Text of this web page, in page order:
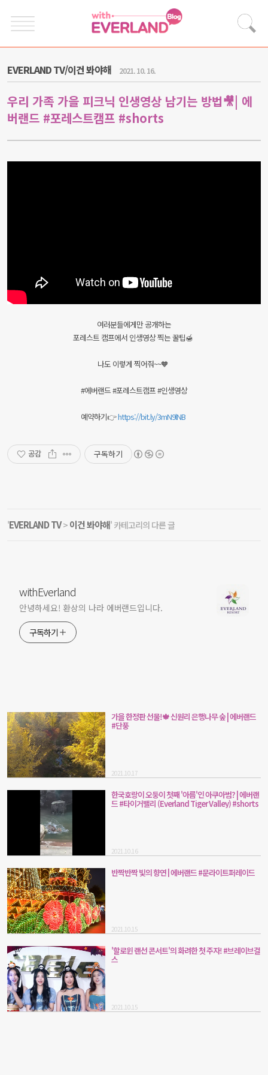
EVERLAND TV/이건 봐야해 2021. 10. 16.
우리 가족 가을 피크닉 인생영상 남기는 방법🎥| 에
버랜드 #포레스트캠프 #shorts
여러분들에게만 공개하는
포레스트 캠프에서 인생영상 찍는 꿀팁🍯
나도 이렇게 찍어줘~~🧡
#에버랜드 #포레스트캠프 #인생영상
예약하기👉https://bit.ly/3mN9lNB
공감 구독하기
'EVERLAND TV> 이건 봐야해' 카테고리의 다른 글
withEverland
안녕하세요! 환상의 나라 에버랜드입니다.
구독하기
가을 한정판 선물!🍁 신원리 은행나무 숲 | 에버랜드
#단풍
2021.10.17
한국호랑이 오둥이 첫째 '아름'인 아쿠아범? | 에버랜
드 #타이거밸리 (Everland Tiger Valley) #shorts
2021.10.16
반짝반짝 빛의 향연 | 에버랜드 #문라이트퍼레이드
2021.10.15
'할로윈 랜선 콘서트'의 화려한 첫 주자! #브레이브걸
스
2021.10.15